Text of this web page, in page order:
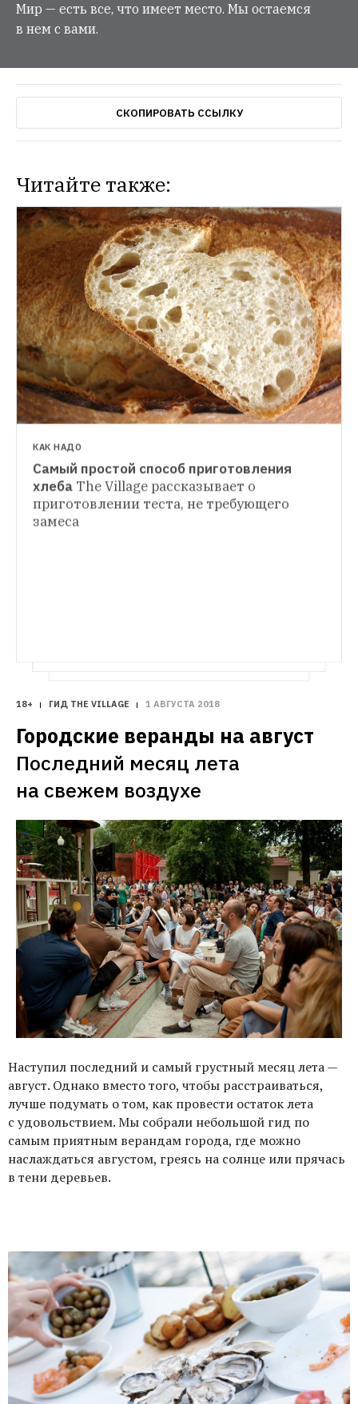
Мир — есть все, что имеет место. Мы остаемся
в нем с вами.
СКОПИРОВАТЬ ССЫЛКУ
Читайте также:
КТО КОРМИТ
Guilty Pleasure: Шеф-повара — о своей
РЕЦЕПТЫ ШЕФОВ
Почти салат: 3 рецепта холодных супов
Гаспачо, свекольный и суп с мацони
КАК НАДО
Самый простой способ приготовления
хлеба The Village рассказывает о
приготовлении теста, не требующего
замеса
18+ ГИД THE VILLAGE 1 АВГУСТА 2018
Городские веранды на август
Последний месяц лета
на свежем воздухе
Наступил последний и самый грустный месяц лета —
август. Однако вместо того, чтобы расстраиваться,
лучше подумать о том, как провести остаток лета
с удовольствием. Мы собрали небольшой гид по
самым приятным верандам города, где можно
наслаждаться августом, греясь на солнце или прячась
в тени деревьев.